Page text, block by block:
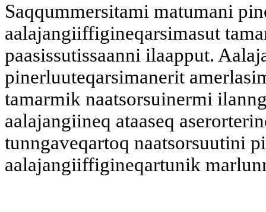
Saqqummersitami matumani
aalajangiiffigineqarsimasut
paasissutissaanni ilaapput.
pinerluuteqarsimanerit
tamarmik naatsorsuinermi
aalajangiineq ataaseq
tunngaveqartoq naatsorsuutini
aalajangiiffigineqartunik